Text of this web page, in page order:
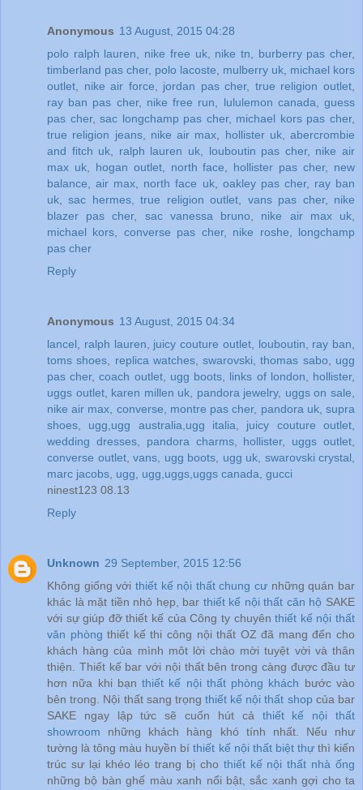
Anonymous 13 August, 2015 04:28
polo ralph lauren
nike free uk, nike tn burberry pas cher,
timberland pas cher, polo lacoste mulberry uk michael kors
outlet
nike air force jordan pas cher, true religion outlet
ray ban pas cher, nike free run lululemon canada ,guess
pas cher,sac longchamp pas cher, michael kors pas cher,
true religion jeans, nike air max hollister uk, abercrombie
and fitch uk
ralph lauren uk louboutin pas cher, nike air
max uk, hogan outlet, north face hollister pas cher, new
balance ,air max north face uk, oakley pas cher, ray ban
uk ,sac hermes,true religion outlet vans pas cher, nike
blazer pas cher, sac vanessa bruno nike air max uk
michael kors
converse pas cher, nike roshe
longchamp
pas cher
Reply
Anonymous 13 August, 2015 04:34
lancel
ralph lauren juicy couture outlet, louboutin ray ban
toms shoes
replica watches,swarovski ,thomas sabo
ugg
pas cher,coach outlet, ugg boots links of london hollister,
uggs outlet, karen millen uk pandora jewelry, uggs on sale
nike air max converse montre pas cher, pandora uk,supra
shoes
ugg,ugg australia,ugg italia juicy couture outlet
wedding dresses, pandora charms, hollister, uggs outlet
converse outlet, vans ugg boots ugg uk swarovski crystal
marc jacobs ugg ugg,uggs,uggs canada gucci
ninest123 08.13
Reply
Unknown 29 September, 2015 12:56
Không giống với thiết kế nội thất chung cư những quán bar
khác là mặt tiền nhỏ hẹp, bar thiết kế nội thất căn hộ SAKE
với sự giúp đỡ thiết kế của Công ty chuyênthiết kế nội thất
văn phòng thiết kế thi công nội thất OZ đã mang đến cho
khách hàng của mình môt lời chào mời tuyệt vời và thân
thiện. Thiết kế bar với nội thất bên trong càng được đầu tư
hơn nữa khi bạnthiết kế nội thất phòng khách bước vào
bên trong. Nội thất sang trọng thiết kế nội thất shop của bar
SAKE ngay lập tức sẽ cuốn hút cả thiết kế nội thất
showroom những khách hàng khó tính nhất. Nếu như
tường là tông màu huyền bíthiết kế nội thất biệt thựthì kiến
trúc sư lại khéo léo trang bị cho thiết kế nội thất nhà ống
những bộ bàn ghế màu xanh nổi bật, sắc xanh gợi cho ta